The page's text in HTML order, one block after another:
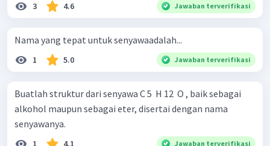
3 4.6 Jawaban terverifikasi
Nama yang tepat untuk senyawaadalah...
1 5.0 Jawaban terverifikasi
Buatlah struktur dari senyawa C 5 ​ H 12 ​ O , baik sebagai
alkohol maupun sebagai eter, disertai dengan nama
senyawanya.
1 4.1 Jawaban terverifikasi